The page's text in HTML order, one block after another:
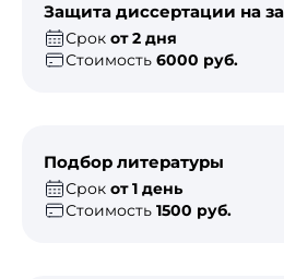
Защита диссертации на
Срок от 2 дня
Стоимость 6000 руб.
Подбор литературы
Срок от 1 день
Стоимость 1500 руб.